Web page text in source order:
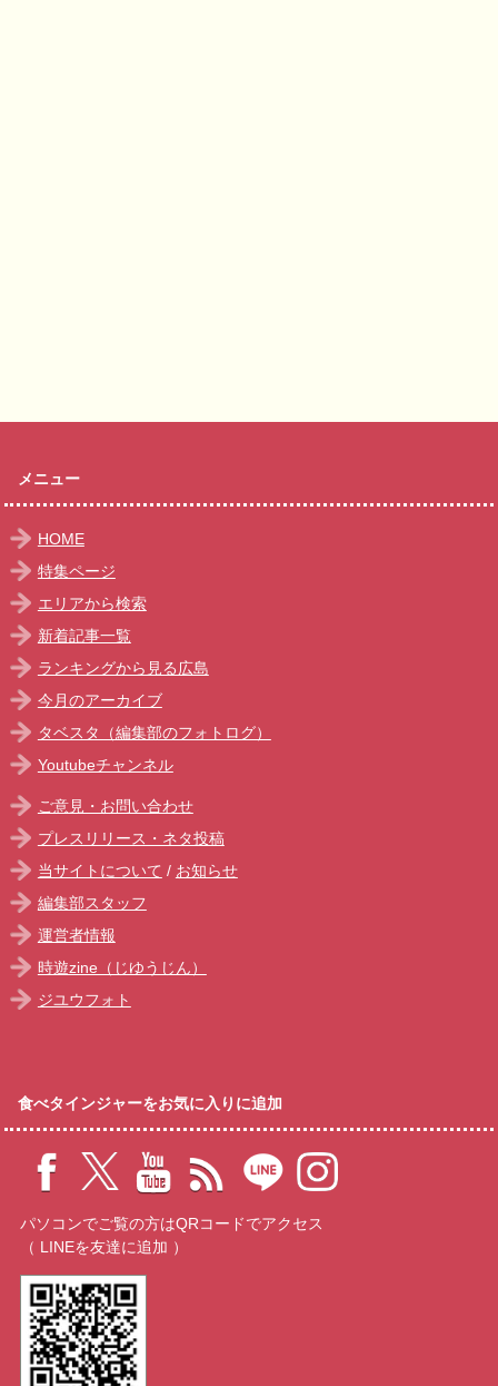
メニュー
HOME
特集ページ
エリアから検索
新着記事一覧
ランキングから見る広島
今月のアーカイブ
タベスタ（編集部のフォトログ）
Youtubeチャンネル
ご意見・お問い合わせ
プレスリリース・ネタ投稿
当サイトについて / お知らせ
編集部スタッフ
運営者情報
時遊zine（じゆうじん）
ジユウフォト
食べタインジャーをお気に入りに追加
パソコンでご覧の方はQRコードでアクセス
（ LINEを友達に追加 ）